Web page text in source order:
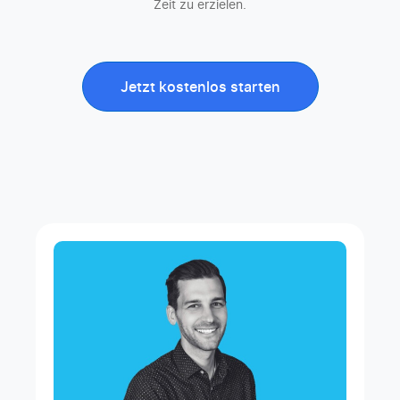
Zeit zu erzielen.
Jetzt kostenlos starten